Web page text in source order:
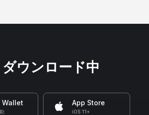
ダウンロード中
App Store
iOS 11+